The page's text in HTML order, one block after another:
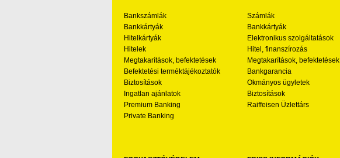
Bankszámlák
Bankkártyák
Hitelkártyák
Hitelek
Megtakarítások, befektetések
Befektetési terméktájékoztatók
Biztosítások
Ingatlan ajánlatok
Premium Banking
Private Banking
Számlák
Bankkártyák
Elektronikus szolgáltatások
Hitel, finanszírozás
Megtakarítások, befektetések
Bankgarancia
Okmányos ügyletek
Biztosítások
Raiffeisen Üzlettárs